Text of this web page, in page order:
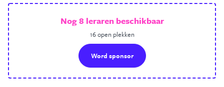
Nog 8 leraren beschikbaar
16 open plekken
Word sponsor